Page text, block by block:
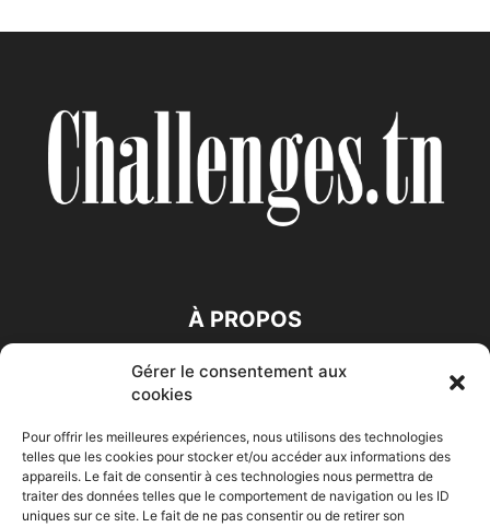
Gérer le consentement aux
cookies
Pour offrir les meilleures expériences, nous utilisons des technologies
telles que les cookies pour stocker et/ou accéder aux informations des
appareils. Le fait de consentir à ces technologies nous permettra de
traiter des données telles que le comportement de navigation ou les ID
uniques sur ce site. Le fait de ne pas consentir ou de retirer son
À PROPOS
SUIVEZ NOUS